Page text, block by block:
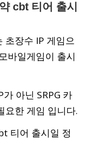
cbt 티어 출시
초장수 IP 게임으
바일게임이 출시
아닌 SRPG 카
요한 게임 입니다.
티어 출시일 정